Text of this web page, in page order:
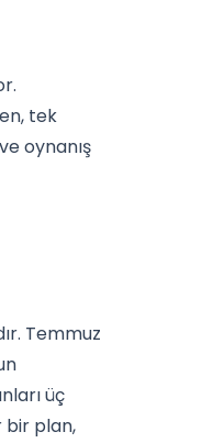
tek
oynanış
Temmuz
üç
bir plan,